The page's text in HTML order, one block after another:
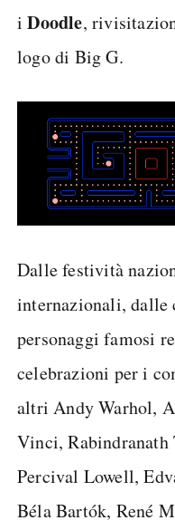
iDoodle,
logo di Big G.
Dalle festività
internazionali, dalle
personaggi famosi
celebrazioni per i
altri Andy Warhol,
Vinci,
Percival Lowell,
Béla Bartók, René